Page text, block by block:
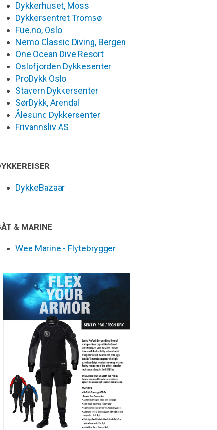
Dykkerhuset, Moss
Dykkersentret Tromsø
Fue.no, Oslo
Nemo Classic Diving, Bergen
One Ocean Dive Resort
Oslofjorden Dykkesenter
ProDykk Oslo
Stavern Dykkersenter
SørDykk, Arendal
Ålesund Dykkersenter
Frivannsliv AS
DykkeBazaar
& MARINE
Wee Marine - Flytebrygger